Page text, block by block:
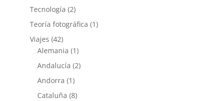
Tecnología (2)
Teoría fotográfica (1)
Viajes (42)
Alemania (1)
Andalucía (2)
Andorra (1)
Cataluña (8)